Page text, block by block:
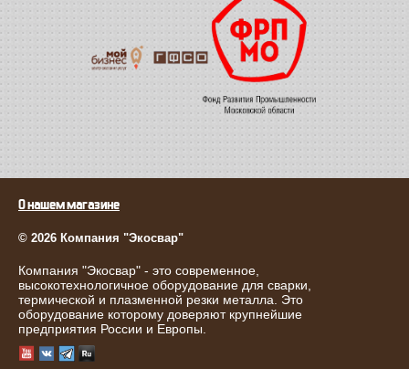
О нашем магазине
© 2026 Компания "Экосвар"
Компания "Экосвар" - это современное,
высокотехнологичное оборудование для сварки,
термической и плазменной резки металла. Это
оборудование которому доверяют крупнейшие
предприятия России и Европы.